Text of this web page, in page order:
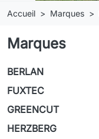
Accueil Marques
Marques
BERLAN
FUXTEC
GREENCUT
HERZBERG